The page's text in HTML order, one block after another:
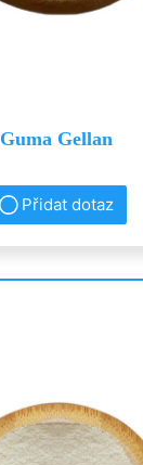
Guma Gellan
Přidat dotaz